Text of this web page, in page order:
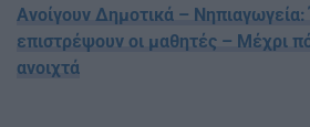
Ανοίγουν Δημοτικά – Νηπιαγωγεία:
επιστρέψουν οι μαθητές – Μέχρι
ανοιχτά